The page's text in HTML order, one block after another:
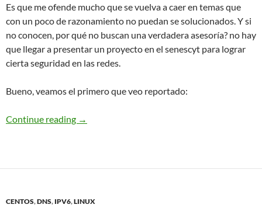
Es que me ofende mucho que se vuelva a caer en temas que
con un poco de razonamiento no puedan se solucionados. Y si
no conocen, por qué no buscan una verdadera asesoría? no hay
que llegar a presentar un proyecto en el senescyt para lograr
cierta seguridad en las redes.
Bueno, veamos el primero que veo reportado:
Continue reading Imágenes de ayer, nuevamente defacement
→
CENTOS,DNS, IPV6,LINUX